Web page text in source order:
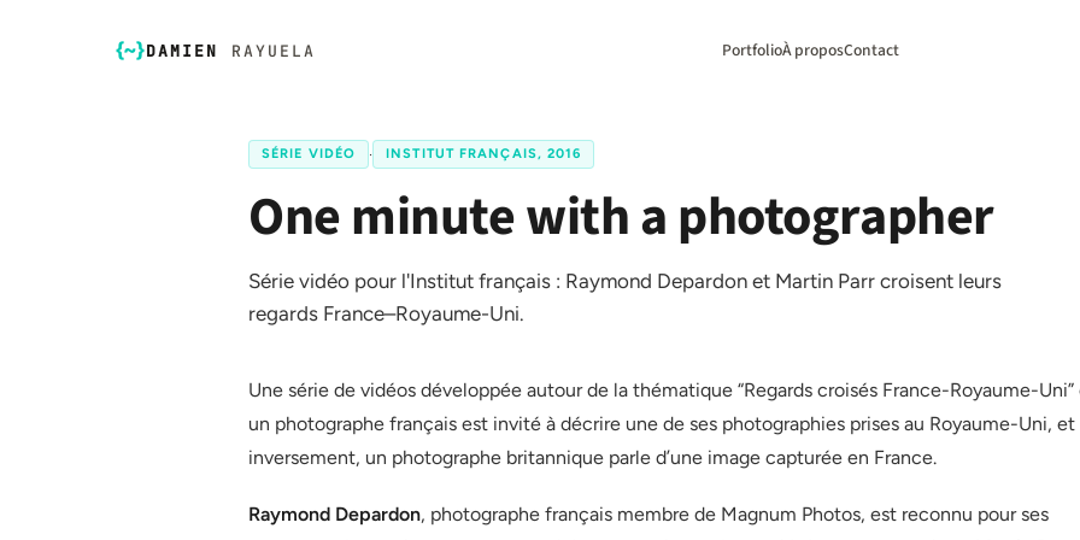
DAMIEN RAYUELA PortfolioÀ proposContact
SÉRIE VIDÉO · INSTITUT FRANÇAIS, 2016
One minute with a photographer
Série vidéo pour l'Institut français : Raymond Depardon et Martin Parr croisent leurs
regards France–Royaume-Uni.
Une série de vidéos développée autour de la thématique “Regards croisés France-Royaume-Uni”
un photographe français est invité à décrire une de ses photographies prises au Royaume-Uni, et
inversement, un photographe britannique parle d’une image capturée en France.
Raymond Depardon, photographe français membre de Magnum Photos, est reconnu pour ses